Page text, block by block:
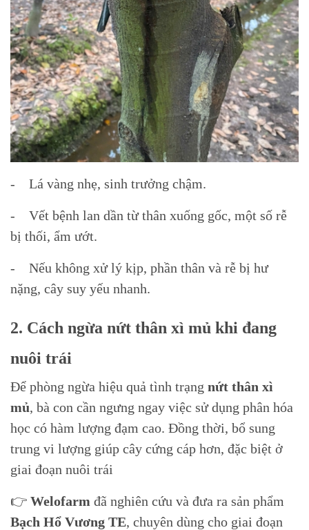
- Lá vàng nhẹ, sinh trưởng chậm.
- Vết bệnh lan dần từ thân xuống gốc, một số rễ
bị thối, ẩm ướt.
- Nếu không xử lý kịp, phần thân và rễ bị hư
nặng, cây suy yếu nhanh.
2. Cách ngừa nứt thân xì mủ khi đang
nuôi trái
Để phòng ngừa hiệu quả tình trạng nứt thân xì
mủ, bà con cần ngưng ngay việc sử dụng phân hóa
học có hàm lượng đạm cao. Đồng thời, bổ sung
trung vi lượng giúp cây cứng cáp hơn, đặc biệt ở
giai đoạn nuôi trái
👉 Welofarm đã nghiên cứu và đưa ra sản phẩm
Bạch Hổ Vương TE, chuyên dùng cho giai đoạn